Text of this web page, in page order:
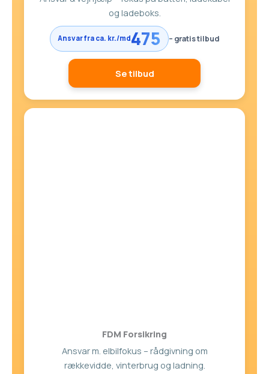
og ladeboks.
Ansvar fra ca. kr./md475 – gratis tilbud
Se tilbud
FDM Forsikring
Ansvar m. elbilfokus – rådgivning om
rækkevidde, vinterbrug og ladning.